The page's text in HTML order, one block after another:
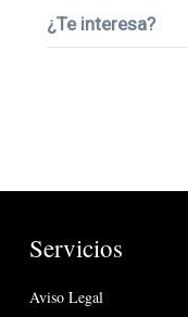
¿Te interesa?
Servicios
Aviso Legal